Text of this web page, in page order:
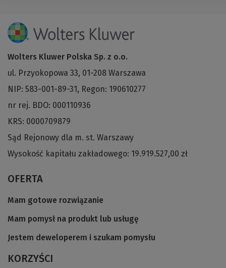
Wolters Kluwer Polska Sp. z o.o.
ul. Przyokopowa 33, 01-208 Warszawa
NIP: 583-001-89-31, Regon: 190610277
nr rej. BDO: 000110936
KRS: 0000709879
Sąd Rejonowy dla m. st. Warszawy
Wysokość kapitału zakładowego: 19.919.527,00 zł
OFERTA
Mam gotowe rozwiązanie
Mam pomysł na produkt lub usługę
Jestem deweloperem i szukam pomysłu
KORZYŚCI